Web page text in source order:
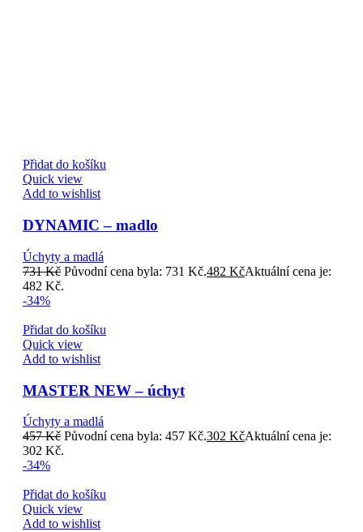
Přidat do košíku
Quick view
Add to wishlist
DYNAMIC – madlo
Úchyty a madlá
731Kč Původní cena byla: 731 Kč.482 KčAktuální cena je:
482 Kč.
-34%
Přidat do košíku
Quick view
Add to wishlist
MASTER NEW – úchyt
Úchyty a madlá
457Kč Původní cena byla: 457 Kč.302 KčAktuální cena je:
302 Kč.
-34%
Přidat do košíku
Quick view
Add to wishlist